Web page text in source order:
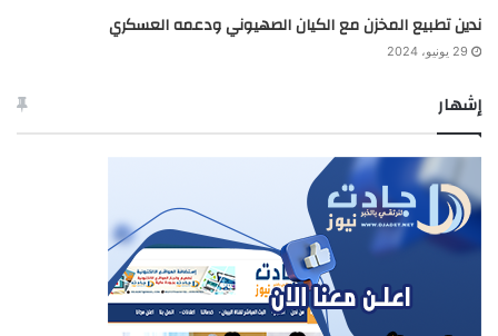
ندين تطبيع المخزن مع الكيان الصهيوني ودعمه العسكري
29 يونيو، 2024
إشهار